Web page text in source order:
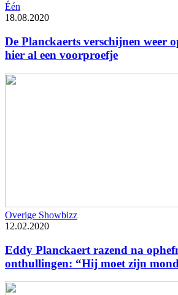
Één
18.08.2020
De Planckaerts verschijnen weer
hier al een voorproefje
Overige Showbizz
12.02.2020
Eddy Planckaert razend na
onthullingen: “Hij moet zijn